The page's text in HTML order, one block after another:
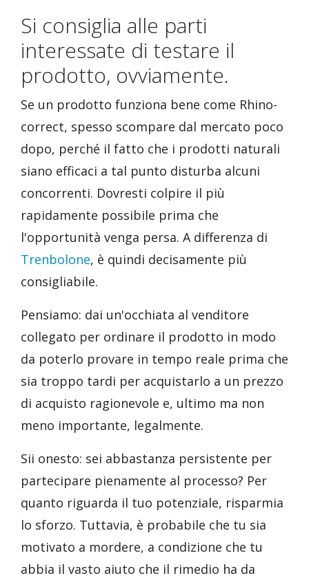
Si consiglia alle parti
interessate di testare il
prodotto, ovviamente.
Se un prodotto funziona bene come Rhino-
correct, spesso scompare dal mercato poco
dopo, perché il fatto che i prodotti naturali
siano efficaci a tal punto disturba alcuni
concorrenti. Dovresti colpire il più
rapidamente possibile prima che
l'opportunità venga persa. A differenza di
Trenbolone, è quindi decisamente più
consigliabile.
Pensiamo: dai un'occhiata al venditore
collegato per ordinare il prodotto in modo
da poterlo provare in tempo reale prima che
sia troppo tardi per acquistarlo a un prezzo
di acquisto ragionevole e, ultimo ma non
meno importante, legalmente.
Sii onesto: sei abbastanza persistente per
partecipare pienamente al processo? Per
quanto riguarda il tuo potenziale, risparmia
lo sforzo. Tuttavia, è probabile che tu sia
motivato a mordere, a condizione che tu
abbia il vasto aiuto che il rimedio ha da